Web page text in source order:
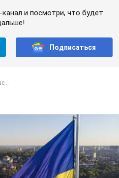
и посмотри, что будет
Подписаться